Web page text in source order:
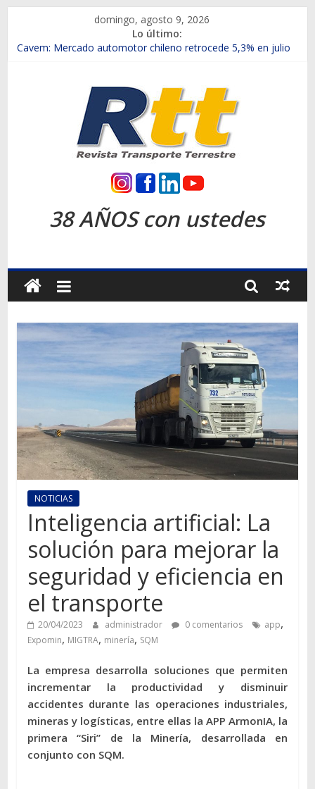
contenido
domingo, agosto 9, 2026
Lo último:
Chile es el primer mercado internacional en lanzar la nueva
Salfa suma vehículos electrificados de Chevrolet en el Biobío
Samex amplía su red con nuevas sucursales en Rancagua y
SINOTRUK Pick-ups presentó la recién estrenada Bolden en
la Expo Compras Públicas 2026
Revista
Transporte
Terrestre
Autos,
camiones,
motos,
información
del
transporte
38 AÑOS con ustedes
NOTICIAS
Inteligencia artificial: La
solución para mejorar la
seguridad y eficiencia en
el transporte
20/04/2023 administrador 0 comentarios app,
Expomin, MIGTRA, minería, SQM
La empresa desarrolla soluciones que permiten
incrementar la productividad y disminuir
accidentes durante las operaciones industriales,
mineras y logísticas, entre ellas la APP ArmonIA, la
primera “Siri” de la Minería, desarrollada en
conjunto con SQM.